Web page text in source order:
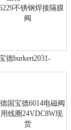
德burkert2031-
不锈钢焊接隔膜